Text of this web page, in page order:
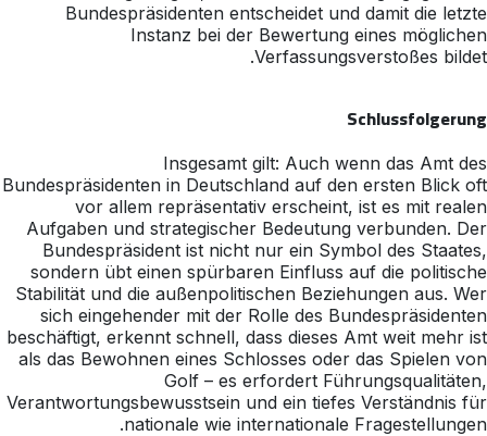
Bundespräsidenten entscheidet und damit die letzte
Instanz bei der Bewertung eines möglichen
Verfassungsverstoßes bildet.
Schlussfolgerung
Insgesamt gilt: Auch wenn das Amt des
Bundespräsidenten in Deutschland auf den ersten Blick oft
vor allem repräsentativ erscheint, ist es mit realen
Aufgaben und strategischer Bedeutung verbunden. Der
Bundespräsident ist nicht nur ein Symbol des Staates,
sondern übt einen spürbaren Einfluss auf die politische
Stabilität und die außenpolitischen Beziehungen aus. Wer
sich eingehender mit der Rolle des Bundespräsidenten
beschäftigt, erkennt schnell, dass dieses Amt weit mehr ist
als das Bewohnen eines Schlosses oder das Spielen von
Golf – es erfordert Führungsqualitäten,
Verantwortungsbewusstsein und ein tiefes Verständnis für
nationale wie internationale Fragestellungen.